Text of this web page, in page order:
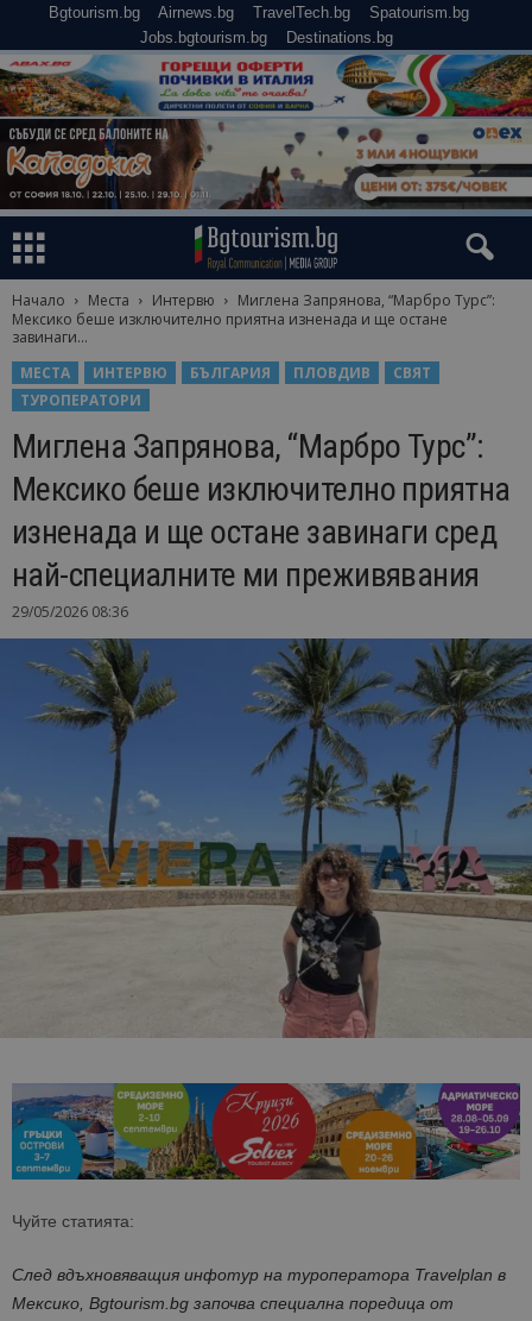
Bgtourism.bg Airnews.bg TravelTech.bg
Spatourism.bg
Jobs.bgtourism.bg
Destinations.bg
Начало Места Интервю
Миглена Запрянова, “Марбро Турс”:
Мексико беше изключително приятна изненада и ще остане
завинаги...
МЕСТА
ИНТЕРВЮ БЪЛГАРИЯ ПЛОВДИВ
СВЯТ
ТУРОПЕРАТОРИ
Миглена Запрянова, “Марбро Турс”:
Мексико беше изключително приятна
изненада и ще остане завинаги сред
най-специалните ми преживявания
29/05/2026 08:36
Чуйте статията:
След вдъхновяващия инфотур на туроператора Travelplan в
Мексико, Bgtourism.bg започва специална поредица от